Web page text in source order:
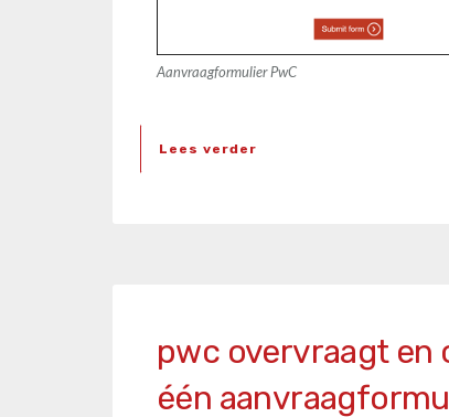
Aanvraagformulier PwC
Lees verder
pwc overvraagt en
één